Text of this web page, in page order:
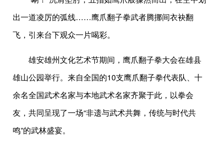
出一道凌厉的弧线……鹰爪翻子拳武者腾挪间衣袂翻
飞，引来台下观众一片喝彩。
雄安雄州文化艺术节期间，鹰爪翻子拳大会在雄县
雄山公园举行。来自全国的10支鹰爪翻子拳代表队、十
余名全国武术名家与本地武术名家齐聚于此，以拳会
友，共同呈现了一场“非遗与武术共舞，传统与时代共
鸣”的武林盛宴。